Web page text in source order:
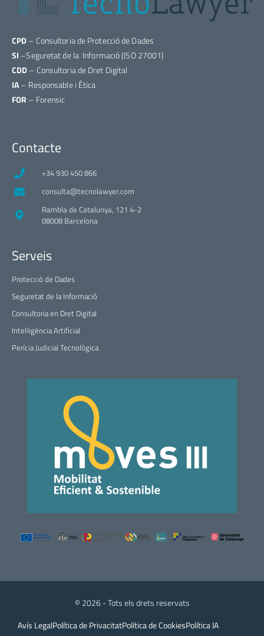
CPD– Consultoria de Protecció de Dades
SI –Seguretat de la Informació (ISO 27001)
CDD– Consultoria de Dret Digital
IA– Responsable i Ètica
FOR – Forensic
Contacte
+34 930 450 866
consulta@tecnolawyer.com
Rambla de Catalunya, 121 4-2
08008 Barcelona
Serveis
Protecció de Dades
Seguretat de la Informació
Consultoria en Dret Digital
Intel·ligència Artificial
Perícia Judicial Tecnològica
© 2026 - Tots els drets reservats
Avís LegalPolítica de PrivacitatPolítica de CookiesPolítica IA